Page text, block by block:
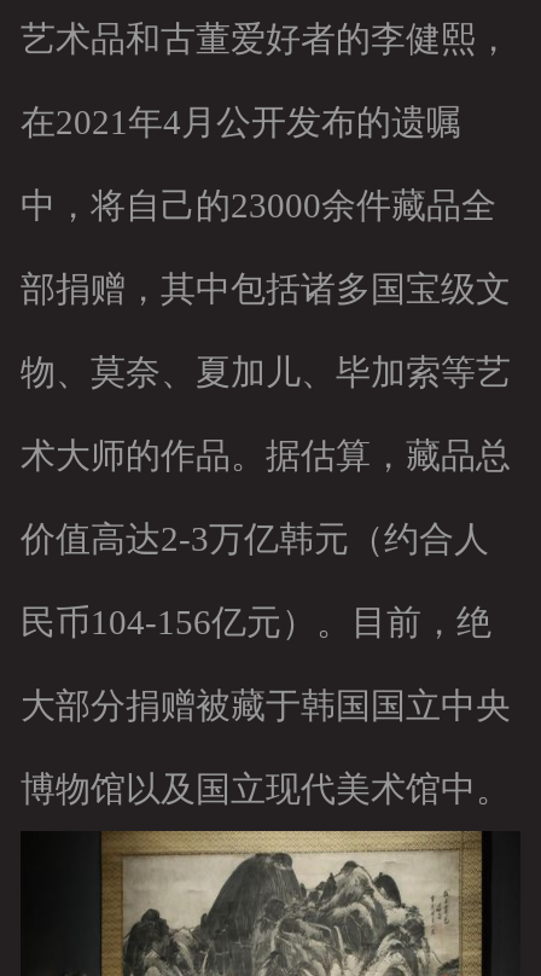
艺术品和古董爱好者的李健熙，
在2021年4月公开发布的遗嘱
中，将自己的23000余件藏品全
部捐赠，其中包括诸多国宝级文
物、莫奈、夏加儿、毕加索等艺
术大师的作品。据估算，藏品总
价值高达2-3万亿韩元（约合人
民币104-156亿元）。目前，绝
大部分捐赠被藏于韩国国立中央
博物馆以及国立现代美术馆中。